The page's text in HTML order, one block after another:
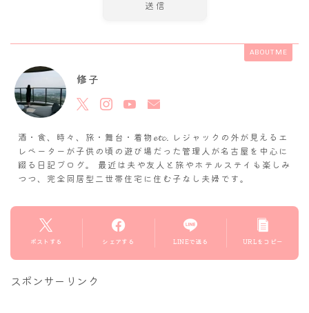
ABOUT ME
修子
酒・食、時々、旅・舞台・着物𝓮𝓽𝓬. レジャックの外が見えるエ
レベーターが子供の頃の遊び場だった管理人が名古屋を中心に
綴る日記ブログ。 最近は夫や友人と旅やホテルステイも楽しみ
つつ、完全同居型二世帯住宅に住む子なし夫婦です。
ポストする シェアする LINEで送る URLをコピー
スポンサーリンク